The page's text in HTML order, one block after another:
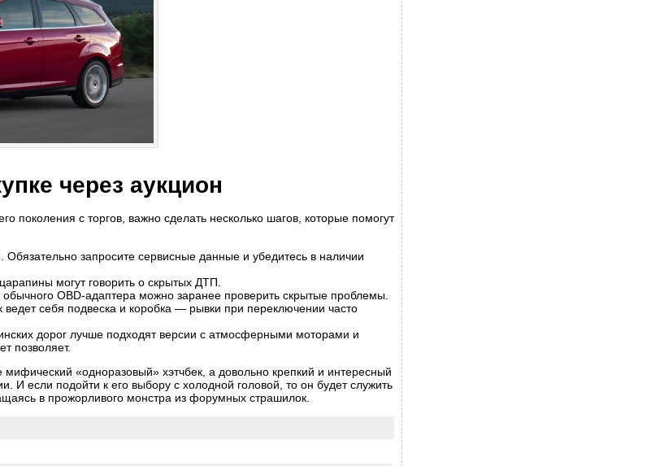
через аукцион
поколения с торгов, важно сделать несколько шагов, которые помогут
запросите сервисные данные и убедитесь в наличии
могут говорить о скрытых ДТП.
OBD-адаптера можно заранее проверить скрытые проблемы.
ведет себя подвеска и коробка — рывки при переключении часто
дорог лучше подходят версии с атмосферными моторами и
позволяет.
«одноразовый» хэтчбек, а довольно крепкий и интересный
И если подойти к его выбору с холодной головой, то он будет служить
в прожорливого монстра из форумных страшилок.